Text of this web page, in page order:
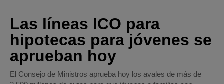
Las líneas ICO para
hipotecas para jóvenes se
aprueban hoy
El Consejo de Ministros aprueba hoy los avales de más de